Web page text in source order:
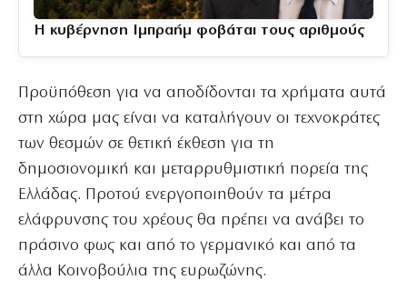
Η κυβέρνηση Ιμπραήμ φοβάται τους αριθμούς
Προϋπόθεση για να αποδίδονται τα χρήματα αυτά
στη χώρα μας είναι να καταλήγουν οι τεχνοκράτες
των θεσμών σε θετική έκθεση για τη
δημοσιονομική και μεταρρυθμιστική πορεία της
Ελλάδας. Προτού ενεργοποιηθούν τα μέτρα
ελάφρυνσης του χρέους θα πρέπει να ανάβει το
πράσινο φως και από το γερμανικό και από τα
άλλα Κοινοβούλια της ευρωζώνης.